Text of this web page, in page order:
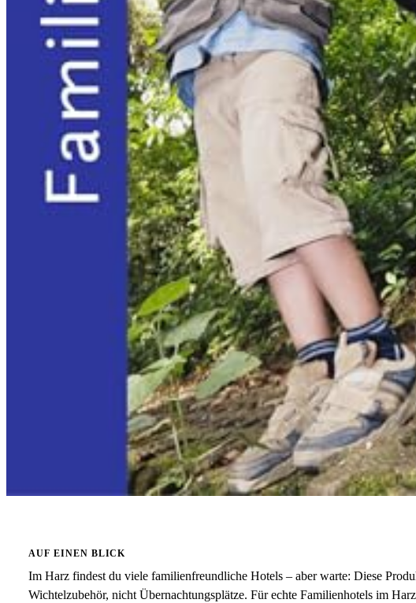
AUF EINEN BLICK
Im Harz findest du viele familienfreundliche Hotels – aber warte: Diese
Wichtelzubehör, nicht Übernachtungsplätze. Für echte Familienhotels im